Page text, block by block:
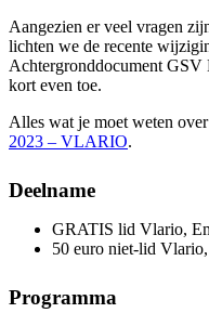
Aangezien er veel vragen
lichten we de recente
Achtergronddocument
kort even toe.
Alles wat je moet weten
2023 – VLARIO.
Deelname
GRATIS lid Vlario,
50 euro niet-lid
Programma